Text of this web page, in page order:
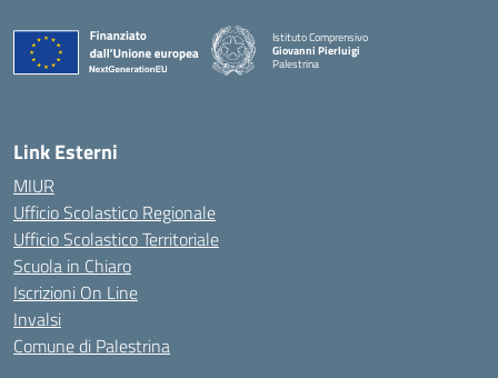
Istituto Comprensivo
Giovanni Pierluigi
Palestrina
Link Esterni
MIUR
Ufficio Scolastico Regionale
Ufficio Scolastico Territoriale
Scuola in Chiaro
Iscrizioni On Line
Invalsi
Comune di Palestrina